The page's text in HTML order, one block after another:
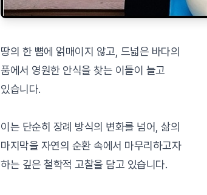
땅의 한 뼘에 얽매이지 않고, 드넓은 바다의
품에서 영원한 안식을 찾는 이들이 늘고
있습니다.
이는 단순히 장례 방식의 변화를 넘어, 삶의
마지막을 자연의 순환 속에서 마무리하고자
하는 깊은 철학적 고찰을 담고 있습니다.